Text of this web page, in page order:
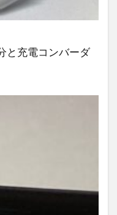
と充電コンバーダ